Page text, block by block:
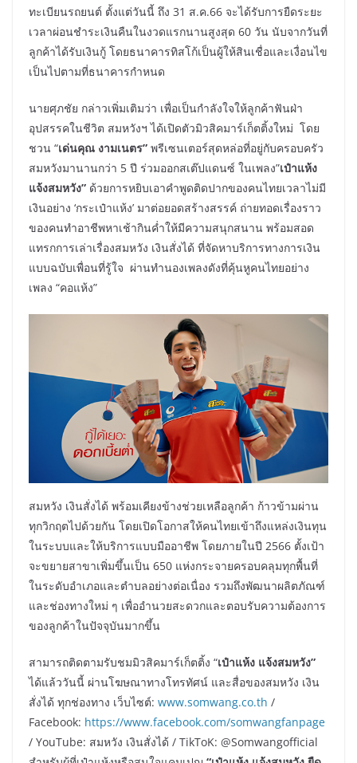
ทะเบียนรถยนต์ ตั้งแต่วันนี้ ถึง 31 ส.ค.66 จะได้รับการยืดระยะ
เวลาผ่อนชำระเงินคืนในงวดแรกนานสูงสุด 60 วัน นับจากวันที่
ลูกค้าได้รับเงินกู้ โดยธนาคารทิสโก้เป็นผู้ให้สินเชื่อและเงื่อนไข
เป็นไปตามที่ธนาคารกำหนด
นายศุภชัย กล่าวเพิ่มเติมว่า เพื่อเป็นกำลังใจให้ลูกค้าฟันฝ่า
อุปสรรคในชีวิต สมหวังฯ ได้เปิดตัวมิวสิคมาร์เก็ตติ้งใหม่ โดย
ชวน “เด่นคุณ งามเนตร” พรีเซนเตอร์สุดหล่อที่อยู่กับครอบครัว
สมหวังมานานกว่า 5 ปี ร่วมออกสเต๊ปแดนซ์ ในเพลง”เป๋าแห้ง
แจ้งสมหวัง” ด้วยการหยิบเอาคำพูดติดปากของคนไทยเวลาไม่มี
เงินอย่าง ‘กระเป๋าแห้ง’ มาต่อยอดสร้างสรรค์ ถ่ายทอดเรื่องราว
ของคนทำอาชีพหาเช้ากินค่ำให้มีความสนุกสนาน พร้อมสอด
แทรกการเล่าเรื่องสมหวัง เงินสั่งได้ ที่จัดหาบริการทางการเงิน
แบบฉบับเพื่อนที่รู้ใจ ผ่านทำนองเพลงดังที่คุ้นหูคนไทยอย่าง
เพลง “คอแห้ง”
สมหวัง เงินสั่งได้ พร้อมเคียงข้างช่วยเหลือลูกค้า ก้าวข้ามผ่าน
ทุกวิกฤตไปด้วยกัน โดยเปิดโอกาสให้คนไทยเข้าถึงแหล่งเงินทุน
ในระบบและให้บริการแบบมืออาชีพ โดยภายในปี 2566 ตั้งเป้า
จะขยายสาขาเพิ่มขึ้นเป็น 650 แห่งกระจายครอบคลุมทุกพื้นที่
ในระดับอำเภอและตำบลอย่างต่อเนื่อง รวมถึงพัฒนาผลิตภัณฑ์
และช่องทางใหม่ ๆ เพื่ออำนวยสะดวกและตอบรับความต้องการ
ของลูกค้าในปัจจุบันมากขึ้น
สามารถติดตามรับชมมิวสิคมาร์เก็ตติ้ง “เป๋าแห้ง แจ้งสมหวัง”
ได้แล้ววันนี้ ผ่านโฆษณาทางโทรทัศน์ และสื่อของสมหวัง เงิน
สั่งได้ ทุกช่องทาง เว็บไซต์: www.somwang.co.th /
Facebook: https://www.facebook.com/somwangfanpage
/ YouTube: สมหวัง เงินสั่งได้ / TikToK: @Somwangofficial